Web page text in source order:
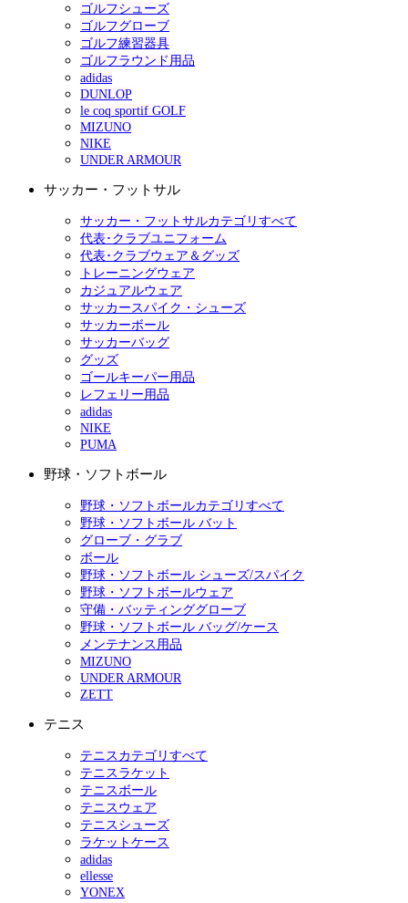
ゴルフシューズ
ゴルフグローブ
ゴルフ練習器具
ゴルフラウンド用品
adidas
DUNLOP
le coq sportif GOLF
MIZUNO
NIKE
UNDER ARMOUR
サッカー・フットサル
サッカー・フットサルカテゴリすべて
代表･クラブユニフォーム
代表･クラブウェア＆グッズ
トレーニングウェア
カジュアルウェア
サッカースパイク・シューズ
サッカーボール
サッカーバッグ
グッズ
ゴールキーパー用品
レフェリー用品
adidas
NIKE
PUMA
野球・ソフトボール
野球・ソフトボールカテゴリすべて
野球・ソフトボール バット
グローブ・グラブ
ボール
野球・ソフトボール シューズ/スパイク
野球・ソフトボールウェア
守備・バッティンググローブ
野球・ソフトボール バッグ/ケース
メンテナンス用品
MIZUNO
UNDER ARMOUR
ZETT
テニス
テニスカテゴリすべて
テニスラケット
テニスボール
テニスウェア
テニスシューズ
ラケットケース
adidas
ellesse
YONEX